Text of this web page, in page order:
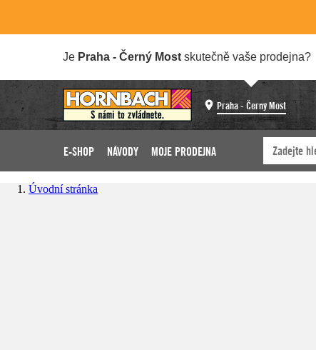
Je Praha - Černý Most skutečně vaše prodejna?
Praha - Černý Most
E-SHOP NÁVODY MOJE PRODEJNA
Úvodní stránka